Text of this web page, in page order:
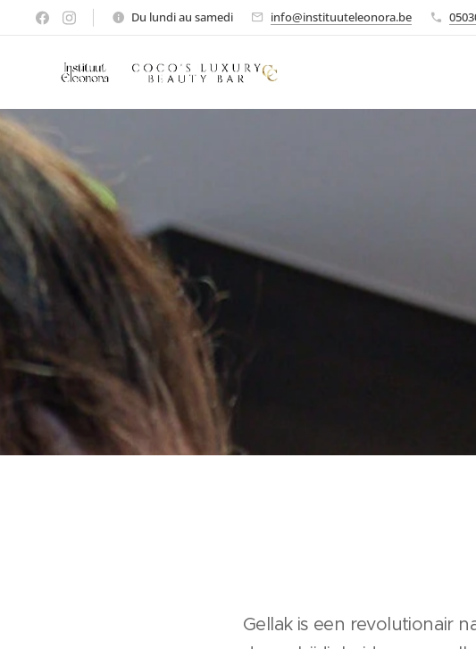
Du lundi au samedi info@instituuteleonora.be
Gellak is een revolutionair